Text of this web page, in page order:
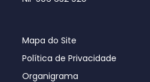
Mapa do Site
Política de Privacidade
Organigrama